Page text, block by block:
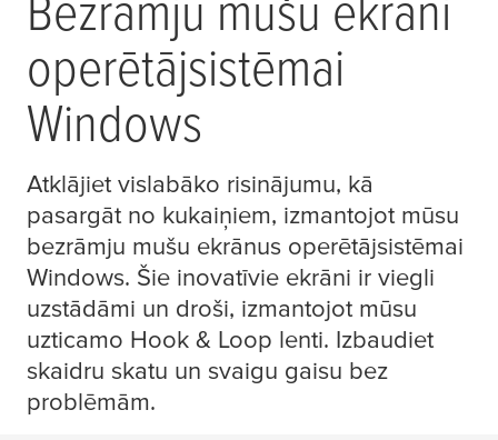
operētājsistēmai
Windows
Atklājiet vislabāko risinājumu, kā
pasargāt no kukaiņiem, izmantojot mūsu
bezrāmju mušu ekrānus operētājsistēmai
Windows. Šie inovatīvie ekrāni ir viegli
uzstādāmi un droši, izmantojot mūsu
uzticamo Hook & Loop lenti. Izbaudiet
skaidru skatu un svaigu gaisu bez
problēmām.